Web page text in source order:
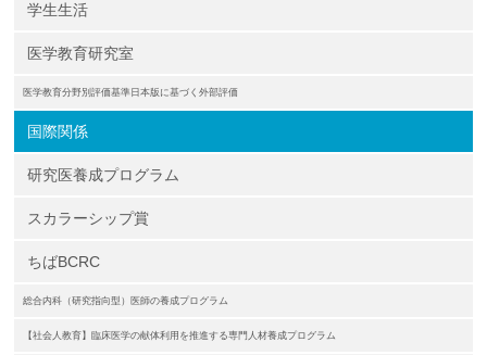
学生生活
医学教育研究室
医学教育分野別評価基準日本版に基づく外部評価
国際関係
研究医養成プログラム
スカラーシップ賞
ちばBCRC
総合内科（研究指向型）医師の養成プログラム
【社会人教育】臨床医学の献体利用を推進する専門人材養成プログラム